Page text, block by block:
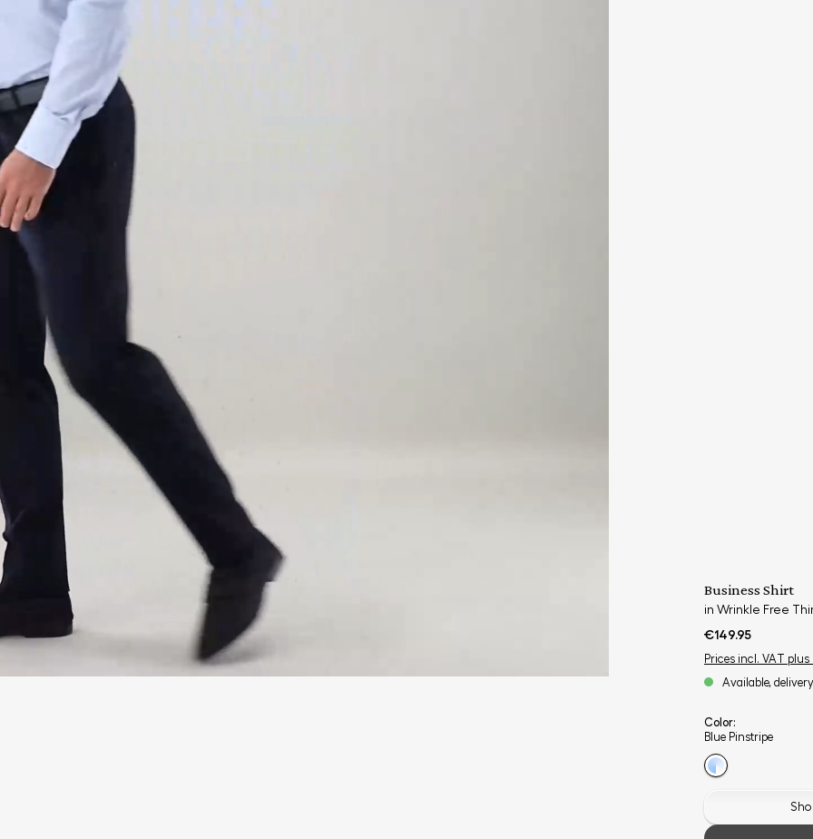
Business Shirt
in Wrinkle Free
€149.95
Prices incl. VAT
Available,
Color:
Blue Pinstripe